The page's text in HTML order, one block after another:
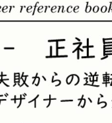
情報保護マネジメントシステムは
に改善をはかっていきます。
会社 ユウクリ 個人情報保護管
0073 東京都渋谷区笹塚1-55-7
ルアドレス：
info@y-create.co.jp
番号：03-6712-7970（土日休日を
16年 2月 1日